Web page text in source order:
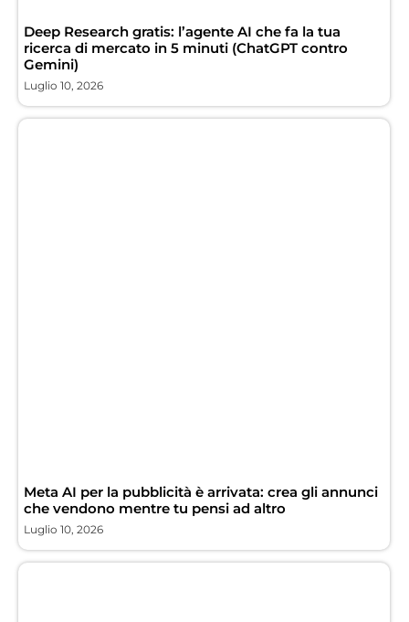
Deep Research gratis: l’agente AI che fa la tua
ricerca di mercato in 5 minuti (ChatGPT contro
Gemini)
Luglio 10, 2026
Meta AI per la pubblicità è arrivata: crea gli annunci
che vendono mentre tu pensi ad altro
Luglio 10, 2026